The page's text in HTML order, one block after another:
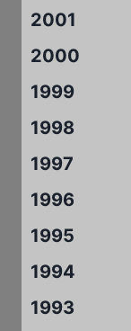
2001
2000
1999
1998
1997
1996
1995
1994
1993